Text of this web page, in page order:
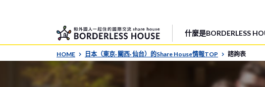
什麼是BORDERLESS
HOME 日本（東京· 關西· 仙台）的Share House情報TOP 諮詢表